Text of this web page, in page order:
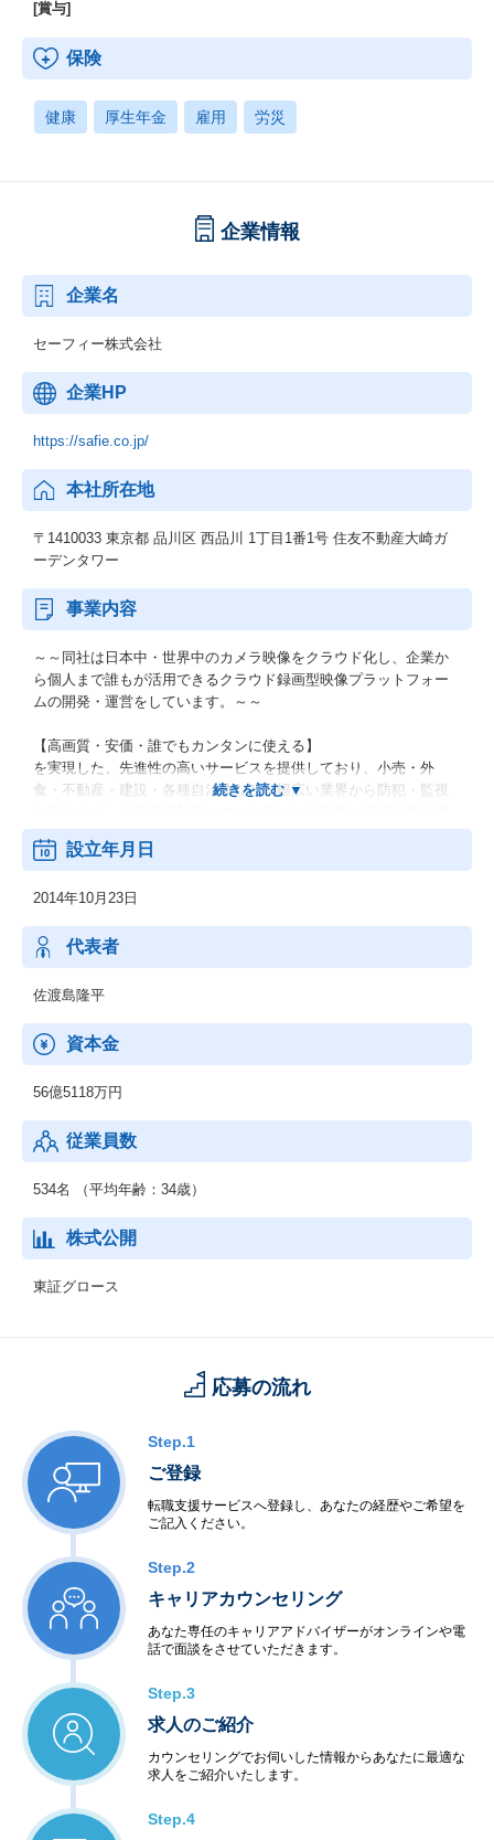
[賞与]
保険
健康 厚生年金 雇用 労災
企業情報
企業名
セーフィー株式会社
企業HP
https://safie.co.jp/
本社所在地
〒1410033 東京都 品川区 西品川 1丁目1番1号 住友不動産大崎ガ
ーデンタワー
事業内容
～～同社は日本中・世界中のカメラ映像をクラウド化し、企業か
ら個人まで誰もが活用できるクラウド録画型映像プラットフォー
ムの開発・運営をしています。～～
【高画質・安価・誰でもカンタンに使える】
を実現した、先進性の高いサービスを提供しており、小売・外
食・不動産・建設・各種自治体など、幅広い業界から防犯・監視
進など様々な用途で使用されています。
設立年月日
2014年10月23日
代表者
佐渡島隆平
資本金
56億5118万円
従業員数
534名 （平均年齢：34歳）
株式公開
東証グロース
応募の流れ
Step.1
ご登録
転職支援サービスへ登録し、あなたの経歴やご希望を
ご記入ください。
Step.2
キャリアカウンセリング
あなた専任のキャリアアドバイザーがオンラインや電
話で面談をさせていただきます。
Step.3
求人のご紹介
カウンセリングでお伺いした情報からあなたに最適な
求人をご紹介いたします。
Step.4